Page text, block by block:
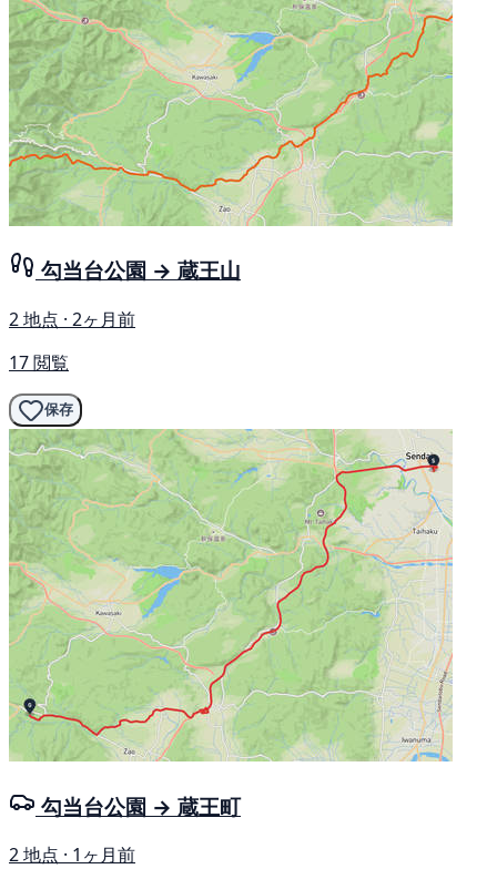
勾当台公園 → 蔵王山
2 地点 · 2ヶ月前
17 閲覧
保存
勾当台公園 → 蔵王町
2 地点 · 1ヶ月前